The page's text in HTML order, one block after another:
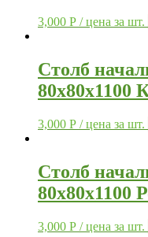
3,000 Р / цена за шт.
Столб
80х80х1100
3,000 Р / цена за шт.
Столб
80х80х1100
3,000 Р / цена за шт.